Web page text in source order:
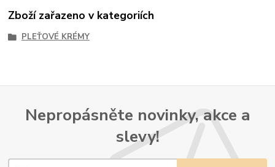
Zboží zařazeno v kategoriích
PLEŤOVÉ KRÉMY
Nepropásněte novinky, akce a
slevy!